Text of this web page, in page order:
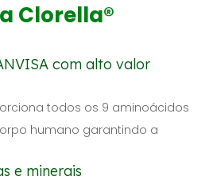
Clorella®
com alto valor
todos os 9 aminoácidos
humano garantindo a
e minerais